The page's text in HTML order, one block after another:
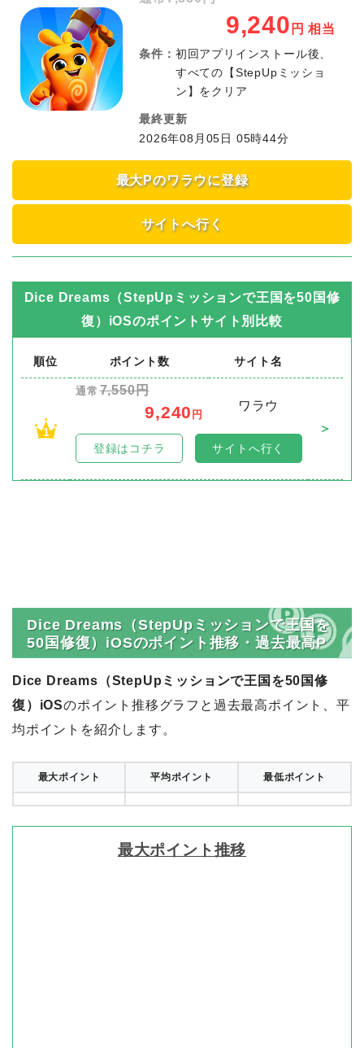
9,240 円 相当
条件： 初回アプリインストール後、
すべての【StepUpミッショ
ン】をクリア
最終更新
2026年08月05日 05時44分
最大Pのワラウに登録
サイトへ行く
Dice Dreams（StepUpミッションで王国を50国修
復）iOSのポイントサイト別比較
順位 ポイント数 サイト名
1
通常 7,550円
9,240 円
ワラウ
＞
登録はコチラ サイトへ行く
Dice Dreams（StepUpミッションで王国を
50国修復）iOSのポイント推移・過去最高P
Dice Dreams（StepUpミッションで王国を50国修
復）iOSのポイント推移グラフと過去最高ポイント、平
均ポイントを紹介します。
最大ポイント 平均ポイント 最低ポイント
最大ポイント推移